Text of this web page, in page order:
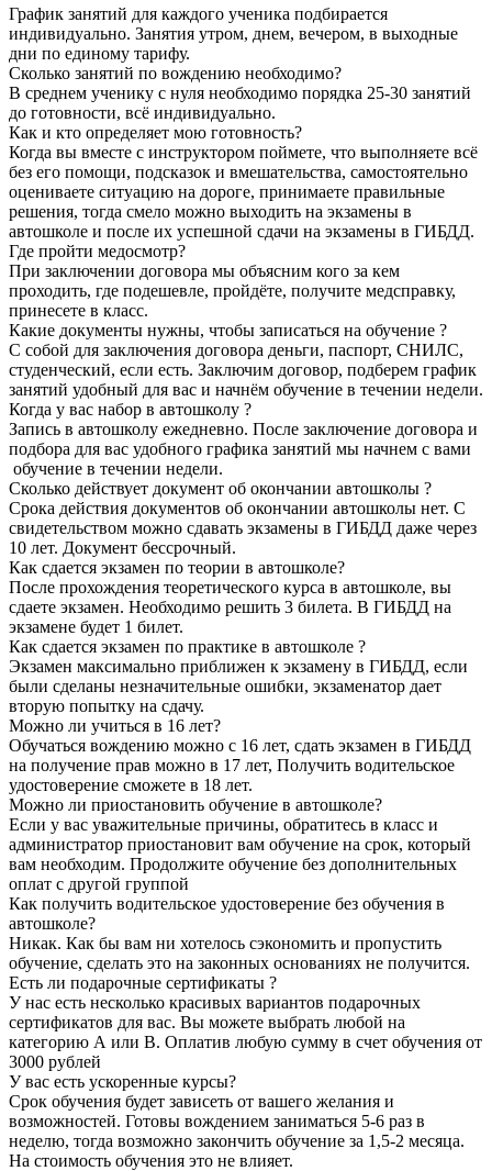
График занятий для каждого ученика подбирается
индивидуально. Занятия утром, днем, вечером, в выходные
дни по единому тарифу.
Сколько занятий по вождению необходимо?
В среднем ученику с нуля необходимо порядка 25-30 занятий
до готовности, всё индивидуально.
Как и кто определяет мою готовность?
Когда вы вместе с инструктором поймете, что выполняете всё
без его помощи, подсказок и вмешательства, самостоятельно
оцениваете ситуацию на дороге, принимаете правильные
решения, тогда смело можно выходить на экзамены в
автошколе и после их успешной сдачи на экзамены в ГИБДД.
Где пройти медосмотр?
При заключении договора мы объясним кого за кем
проходить, где подешевле, пройдёте, получите медсправку,
принесете в класс.
Какие документы нужны, чтобы записаться на обучение ?
С собой для заключения договора деньги, паспорт, СНИЛС,
студенческий, если есть. Заключим договор, подберем график
занятий удобный для вас и начнём обучение в течении недели.
Когда у вас набор в автошколу ?
Запись в автошколу ежедневно. После заключение договора и
подбора для вас удобного графика занятий мы начнем с вами
обучение в течении недели.
Сколько действует документ об окончании автошколы ?
Срока действия документов об окончании автошколы нет. С
свидетельством можно сдавать экзамены в ГИБДД даже через
10 лет. Документ бессрочный.
Как сдается экзамен по теории в автошколе?
После прохождения теоретического курса в автошколе, вы
сдаете экзамен. Необходимо решить 3 билета. В ГИБДД на
экзамене будет 1 билет.
Как сдается экзамен по практике в автошколе ?
Экзамен максимально приближен к экзамену в ГИБДД, если
были сделаны незначительные ошибки, экзаменатор дает
вторую попытку на сдачу.
Можно ли учиться в 16 лет?
Обучаться вождению можно с 16 лет, сдать экзамен в ГИБДД
на получение прав можно в 17 лет, Получить водительское
удостоверение сможете в 18 лет.
Можно ли приостановить обучение в автошколе?
Если у вас уважительные причины, обратитесь в класс и
администратор приостановит вам обучение на срок, который
вам необходим. Продолжите обучение без дополнительных
оплат с другой группой
Как получить водительское удостоверение без обучения в
автошколе?
Никак. Как бы вам ни хотелось сэкономить и пропустить
обучение, сделать это на законных основаниях не получится.
Есть ли подарочные сертификаты ?
У нас есть несколько красивых вариантов подарочных
сертификатов для вас. Вы можете выбрать любой на
категорию А или В. Оплатив любую сумму в счет обучения от
3000 рублей
У вас есть ускоренные курсы?
Срок обучения будет зависеть от вашего желания и
возможностей. Готовы вождением заниматься 5-6 раз в
неделю, тогда возможно закончить обучение за 1,5-2 месяца.
На стоимость обучения это не влияет.